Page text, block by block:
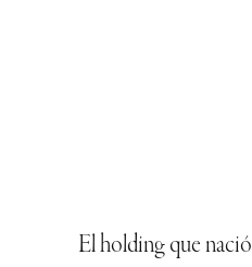
El holding que nació